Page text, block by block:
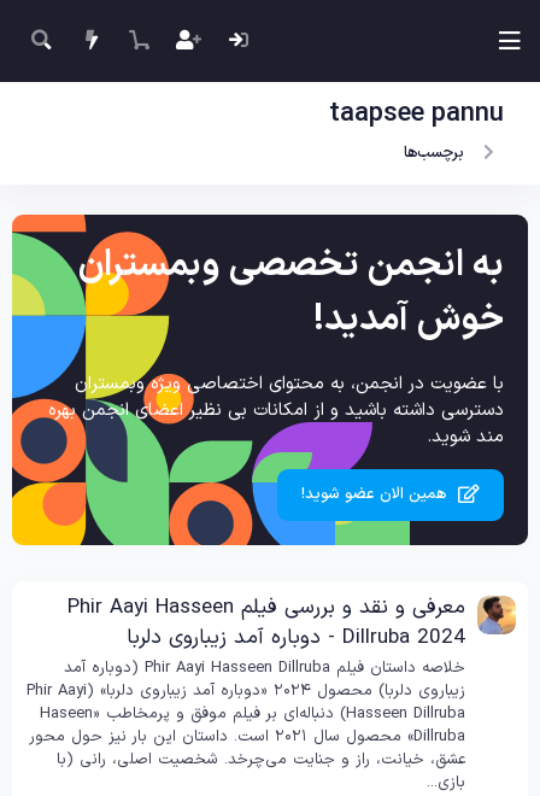
taapsee pannu
برچسب‌ها
به انجمن تخصصی وبمستران
خوش آمدید!
با عضویت در انجمن، به محتوای اختصاصی ویژه وبمستران
دسترسی داشته باشید و از امکانات بی نظیر اعضای انجمن بهره
مند شوید.
همین الان عضو شوید!
معرفی و نقد و بررسی فیلم Phir Aayi Hasseen
Dillruba 2024 - دوباره آمد زیباروی دلربا
خلاصه داستان فیلم Phir Aayi Hasseen Dillruba (دوباره آمد
زیباروی دلربا) محصول ۲۰۲۴ «دوباره آمد زیباروی دلربا» (Phir Aayi
Hasseen Dillruba) دنباله‌ای بر فیلم موفق و پرمخاطب «Haseen
Dillruba» محصول سال ۲۰۲۱ است. داستان این بار نیز حول محور
عشق، خیانت، راز و جنایت می‌چرخد. شخصیت اصلی، رانی (با
بازی...